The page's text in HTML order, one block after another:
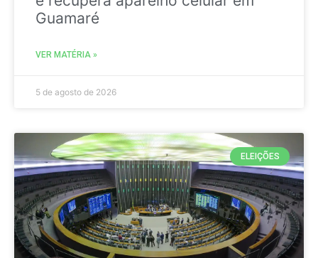
Guamaré
VER MATÉRIA »
5 de agosto de 2026
ELEIÇÕES